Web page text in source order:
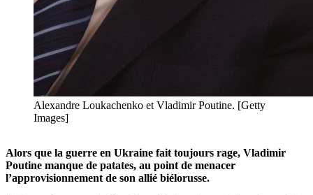
Alexandre Loukachenko et Vladimir Poutine. [Getty
Images]
Alors que la guerre en Ukraine fait toujours rage, Vladimir
Poutine manque de patates, au point de menacer
l’approvisionnement de son allié biélorusse.